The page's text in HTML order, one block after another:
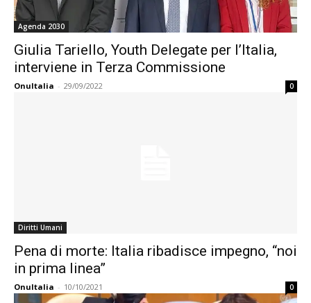
Agenda 2030
Giulia Tariello, Youth Delegate per l’Italia,
interviene in Terza Commissione
OnuItalia - 29/09/2022 0
Diritti Umani
Pena di morte: Italia ribadisce impegno, “noi
in prima linea”
OnuItalia - 10/10/2021 0